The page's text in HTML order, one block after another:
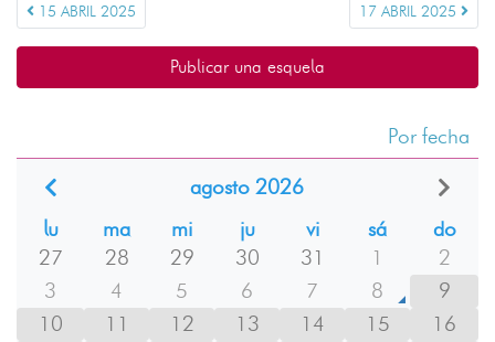
15 ABRIL 2025 17 ABRIL 2025
Publicar una esquela
Por fecha
agosto 2026
lu
ma mi ju vi sá
do
27
28 29 30 31 1
2
3
4 5 6 7 8
9
10
11 12 13 14 15
16